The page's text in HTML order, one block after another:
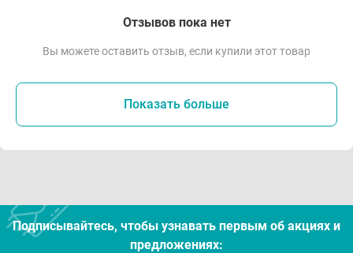
Отзывов пока нет
Вы можете оставить отзыв, если купили этот товар
Показать больше
Подписывайтесь, чтобы узнавать первым об акцияx и
предложениях: